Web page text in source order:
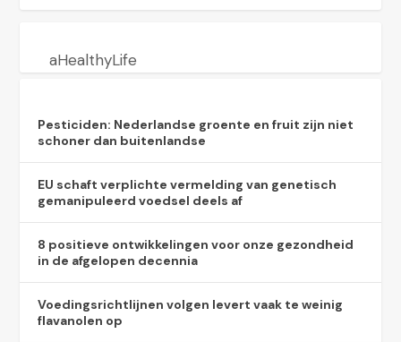
aHealthyLife
Pesticiden: Nederlandse groente en fruit zijn niet
schoner dan buitenlandse
EU schaft verplichte vermelding van genetisch
gemanipuleerd voedsel deels af
8 positieve ontwikkelingen voor onze gezondheid
in de afgelopen decennia
Voedingsrichtlijnen volgen levert vaak te weinig
flavanolen op